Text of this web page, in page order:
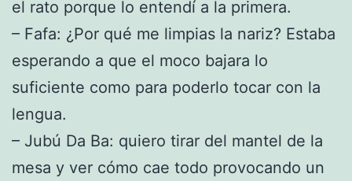
el rato porque lo entendí a la primera.
– Fafa: ¿Por qué me limpias la nariz? Estaba
esperando a que el moco bajara lo
suficiente como para poderlo tocar con la
lengua.
– Jubú Da Ba: quiero tirar del mantel de la
mesa y ver cómo cae todo provocando un